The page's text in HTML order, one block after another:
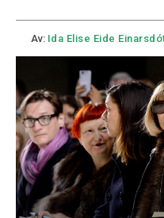
Av: Ida Elise Eide